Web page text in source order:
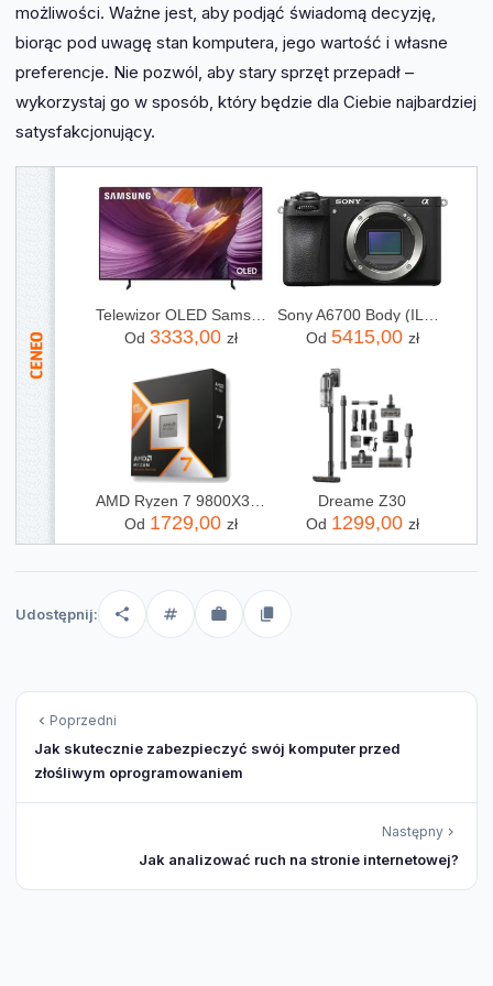
możliwości. Ważne jest, aby podjąć świadomą decyzję,
biorąc pod uwagę stan komputera, jego wartość i własne
preferencje. Nie pozwól, aby stary sprzęt przepadł –
wykorzystaj go w sposób, który będzie dla Ciebie najbardziej
satysfakcjonujący.
Telewizor OLED Samsung QE55S85FAU 55 cali 4K UHD
Od 3333,00 zł
Sony A6700 Body (ILCE6700B)
Od 5415,00 zł
AMD Ryzen 7 9800X3D 4,7GHz OEM
Od 1729,00 zł
Dreame Z30
Od 1299,00 zł
Udostępnij:
Poprzedni
Jak skutecznie zabezpieczyć swój komputer przed
złośliwym oprogramowaniem
Następny
Jak analizować ruch na stronie internetowej?